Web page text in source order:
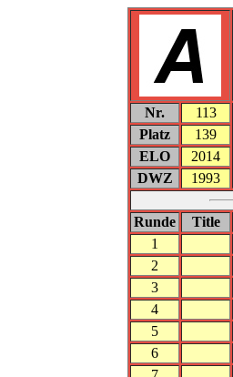
Nr. 113
Platz
139
ELO
2014
DWZ
1993
Runde Title
1
2
3
4
5
6